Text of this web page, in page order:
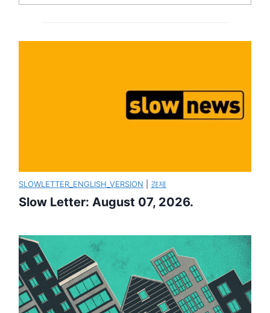
SLOWLETTER_ENGLISH_VERSION 경제
Slow Letter: August 07, 2026.